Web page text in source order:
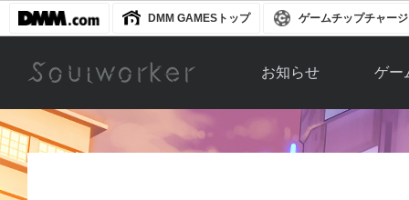
DMM GAMESトップ ゲームチップチャージ
お知らせ
お知らせ一覧
ゲー
ソウ